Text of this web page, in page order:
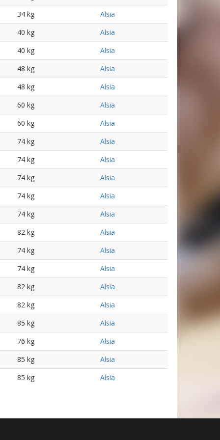
34 kg
Alsia
40 kg
Alsia
40 kg
Alsia
48 kg
Alsia
48 kg
Alsia
60 kg
Alsia
60 kg
Alsia
74 kg
Alsia
74 kg
Alsia
74 kg
Alsia
74 kg
Alsia
74 kg
Alsia
82 kg
Alsia
74 kg
Alsia
74 kg
Alsia
82 kg
Alsia
82 kg
Alsia
85 kg
Alsia
76 kg
Alsia
85 kg
Alsia
85 kg Alsia